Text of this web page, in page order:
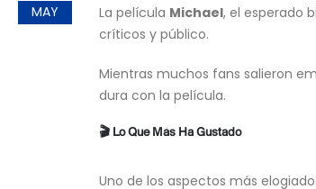
MAY La película Michael, el esperado
críticos y público.
Mientras muchos fans salieron
dura con la película.
🎬 Lo Que Más Ha Gustado
Uno de los aspectos más